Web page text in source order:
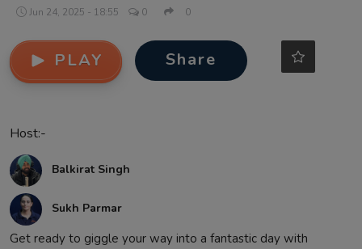
Jun 24, 2025 - 18:55 0 0
PLAY Share
Host:-
Balkirat Singh
Sukh Parmar
Get ready to giggle your way into a fantastic day with